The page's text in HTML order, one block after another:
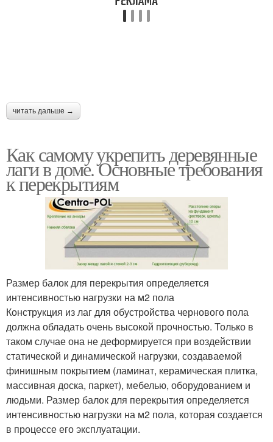
читать дальше →
Как самому укрепить деревянные
лаги в доме. Основные требования
к перекрытиям
Размер балок для перекрытия определяется
интенсивностью нагрузки на м2 пола
Конструкция из лаг для обустройства чернового пола
должна обладать очень высокой прочностью. Только в
таком случае она не деформируется при воздействии
статической и динамической нагрузки, создаваемой
финишным покрытием (ламинат, керамическая плитка,
массивная доска, паркет), мебелью, оборудованием и
людьми. Размер балок для перекрытия определяется
интенсивностью нагрузки на м2 пола, которая создается
в процессе его эксплуатации.